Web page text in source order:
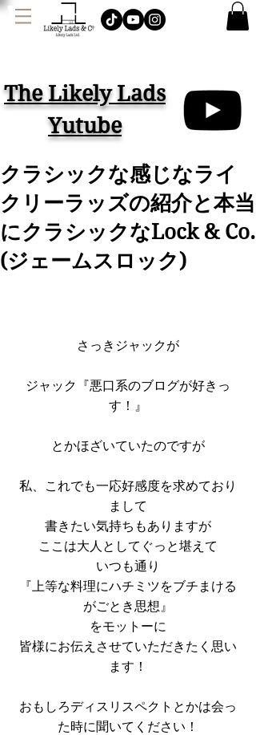
AMES LOCK & CO. ハット イギリス
The Likely Lads
Yutube
クラシックな感じなライ
クリーラッズの紹介と本当
にクラシックなLock & Co.
(ジェームスロック)
さっきジャックが
ジャック『悪口系のブログが好きっ
す！』
とかほざいていたのですが
私、これでも一応好感度を求めており
まして
書きたい気持ちもありますが
ここは大人としてぐっと堪えて
いつも通り
『上等な料理にハチミツをブチまける
がごとき思想』
をモットーに
皆様にお伝えさせていただきたく思い
ます！
おもしろディスリスペクトとかは会っ
た時に聞いてください！